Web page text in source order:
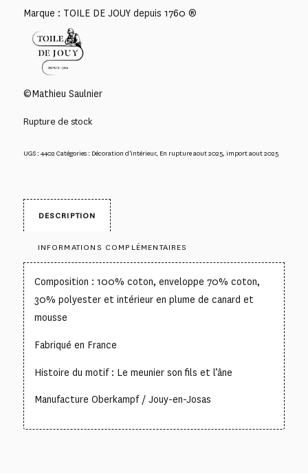
Marque : TOILE DE JOUY depuis 1760 ®
©Mathieu Saulnier
Rupture de stock
UGS :4402Catégories : Décoration d'intérieur, En rupture aout 2025, import aout 2025
DESCRIPTION
INFORMATIONS COMPLÉMENTAIRES
Composition : 100% coton, enveloppe 70% coton,
30% polyester et intérieur en plume de canard et
mousse
Fabriqué en France
Histoire du motif : Le meunier son fils et l’âne
Manufacture Oberkampf / Jouy-en-Josas